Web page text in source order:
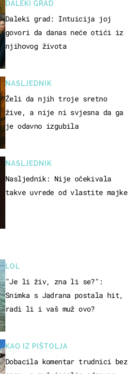
LOL
"Je li živ, zna li se?":
Snimka s Jadrana postala hit,
radi li i vaš muž ovo?
KAO IZ PIŠTOLJA
Dobacila komentar trudnici bez
DALEKI GRAD
Daleki grad: Intuicija joj
govori da danas neće otići iz
njihovog života
NASLJEDNIK
Želi da njih troje sretno
žive, a nije ni svjesna da ga
je odavno izgubila
NASLJEDNIK
Nasljednik: Nije očekivala
takve uvrede od vlastite majke